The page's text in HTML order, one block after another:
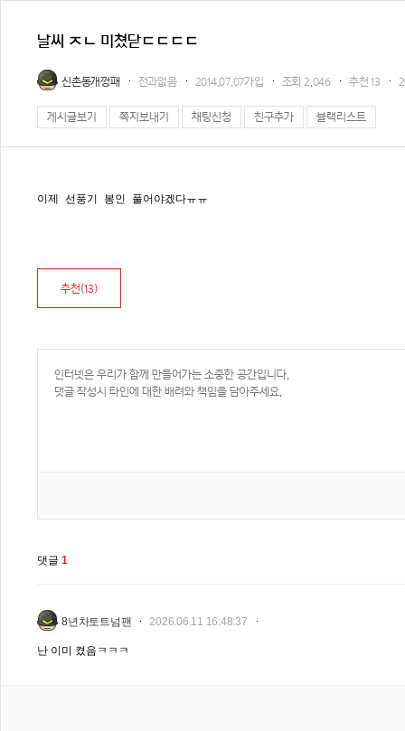
날씨 ㅈㄴ 미쳤닫ㄷㄷㄷㄷ
신촌동개껑패 전과없음 2014.07.07가입 조회2,046 추천13
게시글보기 쪽지보내기 채팅신청 친구추가 블랙리스트
이제 선풍기 봉인 풀어야겠다ㅠㅠ
추천(13)
댓글 1
8년차토트넘팬 2026.06.11 16:48:37
난 이미 켰음ㅋㅋㅋ